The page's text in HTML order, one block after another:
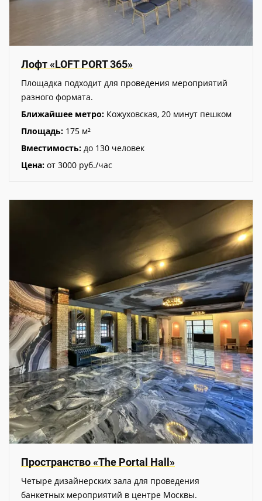
Лофт «LOFT POR T 365»
Площадка подходит для проведения мероприятий
разного формата.
Ближайшее метро: Кожуховская, 20 минут пешком
Площадь: 175 м²
Вместимость: до 130 человек
Цена: от 3000 руб./час
Пространство «The Portal Hall»
Четыре дизайнерских зала для проведения
банкетных мероприятий в центре Москвы.